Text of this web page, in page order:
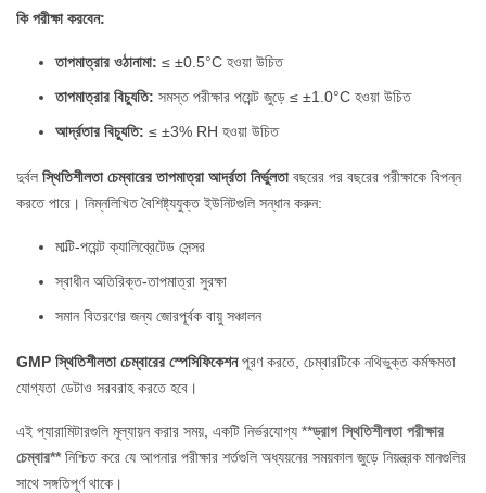
কি পরীক্ষা করবেন:
তাপমাত্রার ওঠানামা: ≤ ±0.5°C হওয়া উচিত
তাপমাত্রার বিচ্যুতি: সমস্ত পরীক্ষার পয়েন্ট জুড়ে ≤ ±1.0°C হওয়া উচিত
আর্দ্রতার বিচ্যুতি: ≤ ±3% RH হওয়া উচিত
দুর্বল স্থিতিশীলতা চেম্বারের তাপমাত্রা আর্দ্রতা নির্ভুলতাবছরের পর বছরের পরীক্ষাকে বিপন্ন
করতে পারে। নিম্নলিখিত বৈশিষ্ট্যযুক্ত ইউনিটগুলি সন্ধান করুন:
মাল্টি-পয়েন্ট ক্যালিব্রেটেড সেন্সর
স্বাধীন অতিরিক্ত-তাপমাত্রা সুরক্ষা
সমান বিতরণের জন্য জোরপূর্বক বায়ু সঞ্চালন
GMP স্থিতিশীলতা চেম্বারের স্পেসিফিকেশনপূরণ করতে, চেম্বারটিকে নথিভুক্ত কর্মক্ষমতা
যোগ্যতা ডেটাও সরবরাহ করতে হবে।
এই প্যারামিটারগুলি মূল্যায়ন করার সময়, একটি নির্ভরযোগ্য **ড্রাগ স্থিতিশীলতা পরীক্ষার
চেম্বার**নিশ্চিত করে যে আপনার পরীক্ষার শর্তগুলি অধ্যয়নের সময়কাল জুড়ে নিয়ন্ত্রক মানগুলির
সাথে সঙ্গতিপূর্ণ থাকে।